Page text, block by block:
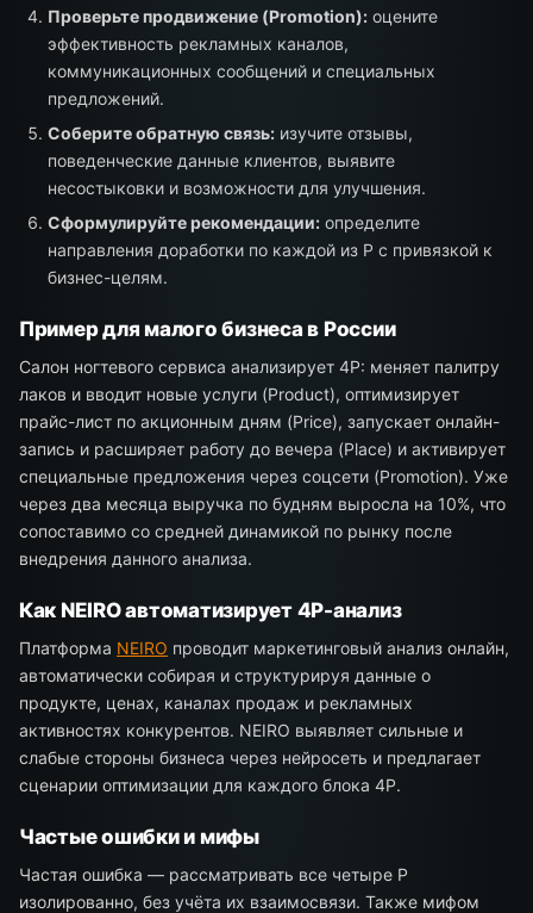
Проверьте продвижение (Promotion): оцените
эффективность рекламных каналов,
коммуникационных сообщений и специальных
предложений.
Соберите обратную связь: изучите отзывы,
поведенческие данные клиентов, выявите
несостыковки и возможности для улучшения.
Сформулируйте рекомендации: определите
направления доработки по каждой из P с привязкой к
бизнес-целям.
Пример для малого бизнеса в России
Салон ногтевого сервиса анализирует 4P: меняет палитру
лаков и вводит новые услуги (Product), оптимизирует
прайс-лист по акционным дням (Price), запускает онлайн-
запись и расширяет работу до вечера (Place) и активирует
специальные предложения через соцсети (Promotion). Уже
через два месяца выручка по будням выросла на 10%, что
сопоставимо со средней динамикой по рынку после
внедрения данного анализа.
Как NEIRO автоматизирует 4P-анализ
Платформа NEIRO проводит маркетинговый анализ онлайн,
автоматически собирая и структурируя данные о
продукте, ценах, каналах продаж и рекламных
активностях конкурентов. NEIRO выявляет сильные и
слабые стороны бизнеса через нейросеть и предлагает
сценарии оптимизации для каждого блока 4P.
Частые ошибки и мифы
Частая ошибка — рассматривать все четыре P
изолированно, без учёта их взаимосвязи. Также мифом